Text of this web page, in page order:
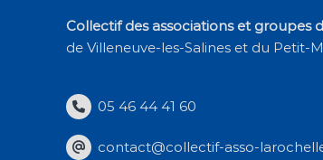
Collectif des associations et groupes
de Villeneuve-les-Salines et du Petit-
05 46 44 41 60
contact@collectif-asso-